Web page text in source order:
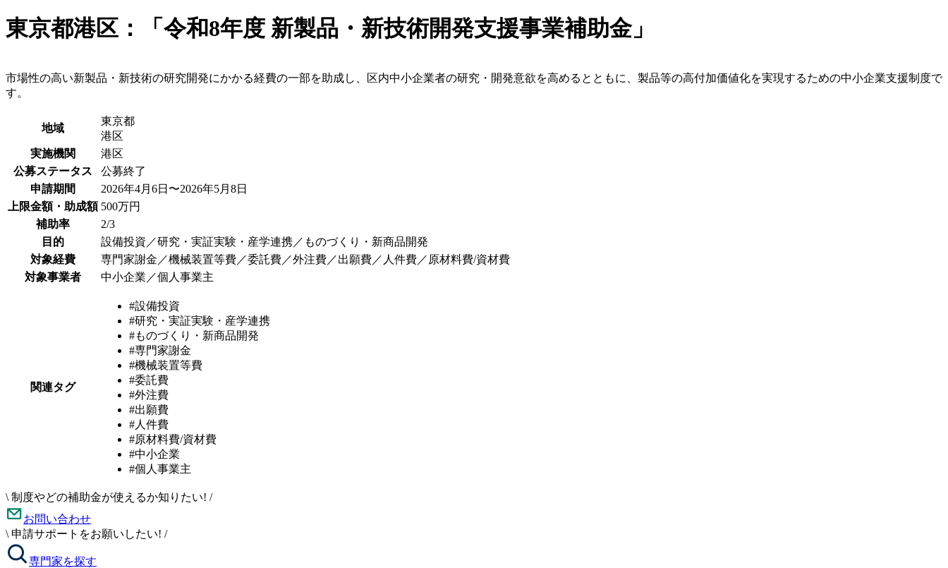
東京都港区：「令和8年度 新製品・新技術開発支援事業補助金」
市場性の高い新製品・新技術の研究開発にかかる経費の一部を助成し、区内中小企業者の研究・開発意欲を高めるとともに、製品等の高付加価値化を実現するための中小企業支援制度で
す。
地域
東京都
港区
実施機関
港区
公募ステータス
公募終了
申請期間
2026年4月6日〜2026年5月8日
上限金額・助成額 500万円
補助率
2/3
目的
設備投資／研究・実証実験・産学連携／ものづくり・新商品開発
対象経費
専門家謝金／機械装置等費／委託費／外注費／出願費／人件費／原材料費/資材費
対象事業者
中小企業／個人事業主
関連タグ
#設備投資
#研究・実証実験・産学連携
#ものづくり・新商品開発
#専門家謝金
#機械装置等費
#委託費
#外注費
#出願費
#人件費
#原材料費/資材費
#中小企業
#個人事業主
\ 制度やどの補助金が使えるか知りたい! /
お問い合わせ
\ 申請サポートをお願いしたい! /
専門家を探す